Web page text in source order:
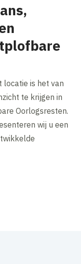
locatie is het van
te krijgen in
Oorlogsresten.
wij u een